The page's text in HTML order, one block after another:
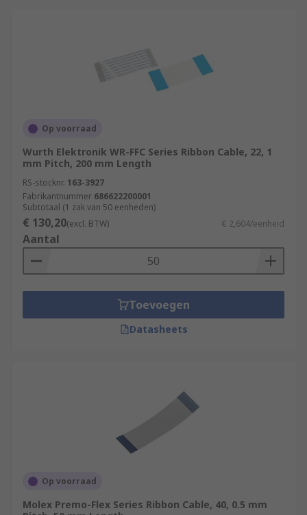
Op voorraad
Wurth Elektronik WR-FFC Series Ribbon Cable, 22, 1
mm Pitch, 200 mm Length
RS-stocknr. 163-3927
Fabrikantnummer 686622200001
Subtotaal (1 zak van 50 eenheden)
€ 130,20(excl. BTW) € 2,604/eenheid
Aantal
Toevoegen
Datasheets
Op voorraad
Molex Premo-Flex Series Ribbon Cable, 40, 0.5 mm